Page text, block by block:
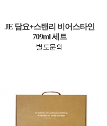
JE 담요+스탠리 비어스타인
709ml 세트
별도문의